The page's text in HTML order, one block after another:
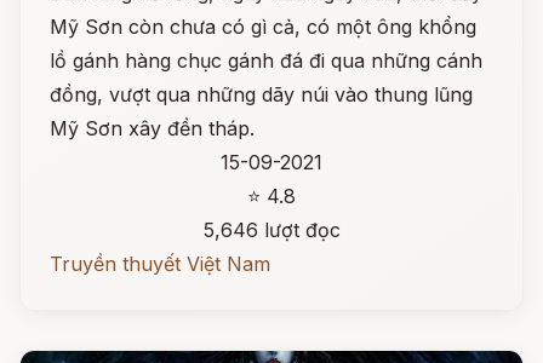
Mỹ Sơn còn chưa có gì cả, có một ông khổng
lồ gánh hàng chục gánh đá đi qua những cánh
đồng, vượt qua những dãy núi vào thung lũng
Mỹ Sơn xây đền tháp.
15-09-2021
⭐ 4.8
5,646 lượt đọc
Truyền thuyết Việt Nam